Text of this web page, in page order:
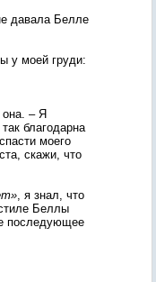
давала Белле
у моей груди:
– Я
благодарна
моего
скажи, что
, я знал, что
Беллы
последующее